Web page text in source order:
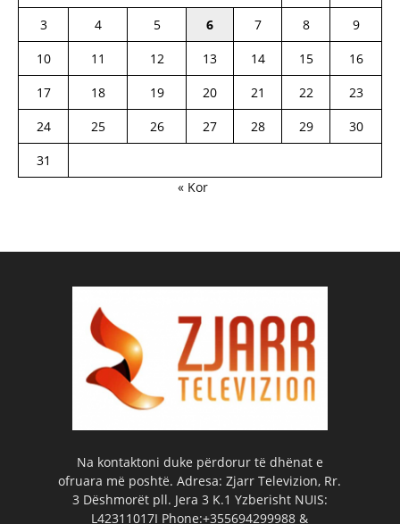
3
4 5 6 7 8
9
10
11 12 13 14 15
16
17
18 19 20 21 22
23
24
25 26 27 28 29
30
31
« Kor
Na kontaktoni duke përdorur të dhënat e
ofruara më poshtë. Adresa: Zjarr Televizion, Rr.
3 Dëshmorët pll. Jera 3 K.1 Yzberisht NUIS:
L42311017I Phone:+355694299988 &